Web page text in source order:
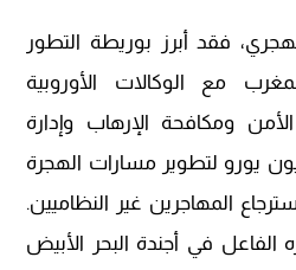
فقد أبرز بوريطة التطور
مع الوكالات الأوروبية
ومكافحة الإرهاب وإدارة
مع تعبئة 48.5 مليون يورو لتطوير مسارات الهجرة
المهاجرين غير النظاميين.
في أجندة البحر الأبيض